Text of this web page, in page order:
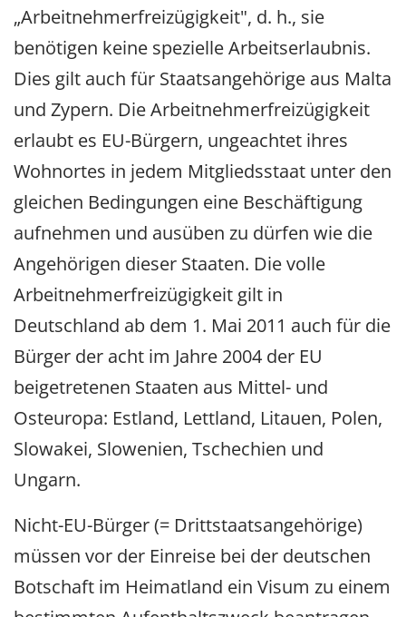
„Arbeitnehmerfreizügigkeit", d. h., sie
benötigen keine spezielle Arbeitserlaubnis.
Dies gilt auch für Staatsangehörige aus Malta
und Zypern. Die Arbeitnehmerfreizügigkeit
erlaubt es EU-Bürgern, ungeachtet ihres
Wohnortes in jedem Mitgliedsstaat unter den
gleichen Bedingungen eine Beschäftigung
aufnehmen und ausüben zu dürfen wie die
Angehörigen dieser Staaten. Die volle
Arbeitnehmerfreizügigkeit gilt in
Deutschland ab dem 1. Mai 2011 auch für die
Bürger der acht im Jahre 2004 der EU
beigetretenen Staaten aus Mittel- und
Osteuropa: Estland, Lettland, Litauen, Polen,
Slowakei, Slowenien, Tschechien und
Ungarn.
Nicht-EU-Bürger (= Drittstaatsangehörige)
müssen vor der Einreise bei der deutschen
Botschaft im Heimatland ein Visum zu einem